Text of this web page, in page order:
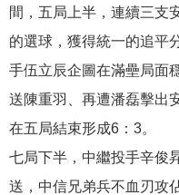
間，五局上半，連續三支
的選球，獲得統一的追平
手伍立辰企圖在滿壘局面
送陳重羽、再遭潘磊擊出
在五局結束形成6：3。
七局下半，中繼投手辛俊
送，中信兄弟兵不血刃攻